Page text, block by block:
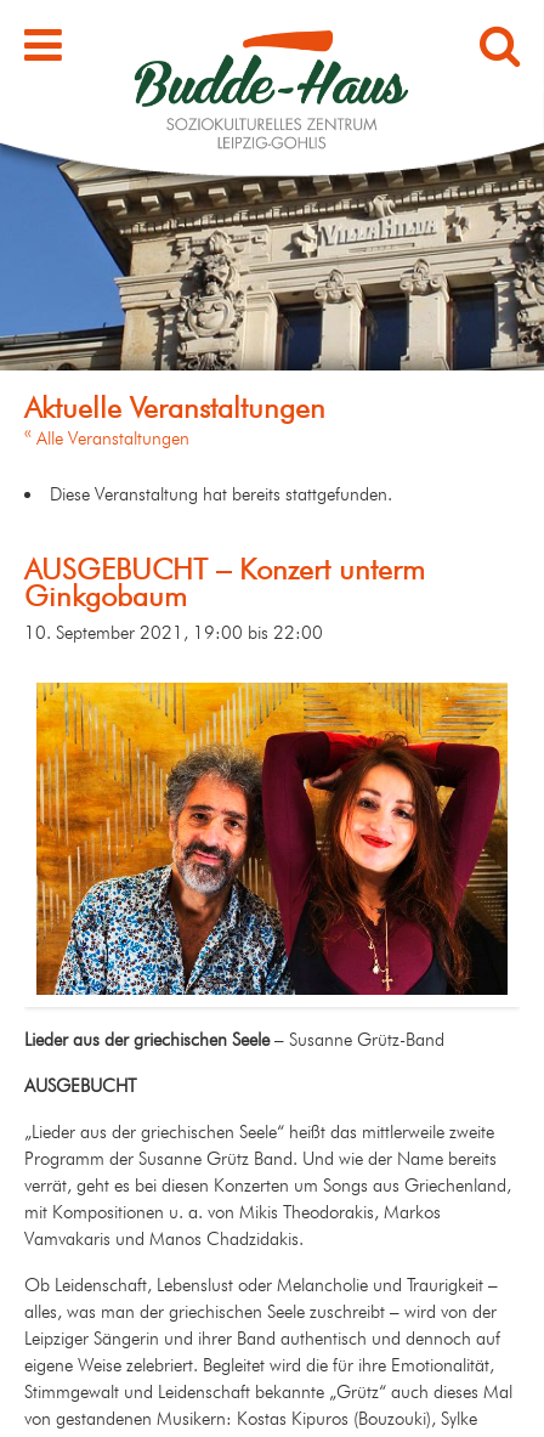
« Alle Veranstaltungen
Diese Veranstaltung hat bereits stattgefunden.
AUSGEBUCHT – Konzert unterm
Ginkgobaum
10. September 2021, 19:00 bis 22:00
Lieder aus der griechischen Seele– Susanne Grütz-Band
AUSGEBUCHT
„Lieder aus der griechischen Seele“ heißt das mittlerweile zweite
Programm der Susanne Grütz Band. Und wie der Name bereits
verrät, geht es bei diesen Konzerten um Songs aus Griechenland,
mit Kompositionen u. a. von Mikis Theodorakis, Markos
Vamvakaris und Manos Chadzidakis.
Ob Leidenschaft, Lebenslust oder Melancholie und Traurigkeit –
alles, was man der griechischen Seele zuschreibt – wird von der
Leipziger Sängerin und ihrer Band authentisch und dennoch auf
eigene Weise zelebriert. Begleitet wird die für ihre Emotionalität,
Stimmgewalt und Leidenschaft bekannte „Grütz“ auch dieses Mal
von gestandenen Musikern: Kostas Kipuros (Bouzouki), Sylke